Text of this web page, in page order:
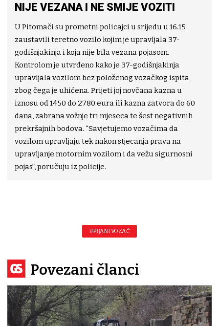
NIJE VEZANA I NE SMIJE VOZITI
U Pitomači su prometni policajci u srijedu u 16.15
zaustavili teretno vozilo kojim je upravljala 37-
godišnjakinja i koja nije bila vezana pojasom.
Kontrolom je utvrđeno kako je 37-godišnjakinja
upravljala vozilom bez položenog vozačkog ispita
zbog čega je uhićena. Prijeti joj novčana kazna u
iznosu od 1450 do 2780 eura ili kazna zatvora do 60
dana, zabrana vožnje tri mjeseca te šest negativnih
prekršajnih bodova. “Savjetujemo vozačima da
vozilom upravljaju tek nakon stjecanja prava na
upravljanje motornim vozilom i da vežu sigurnosni
pojas”, poručuju iz policije.
#PIJANI VOZAČ
Povezani članci